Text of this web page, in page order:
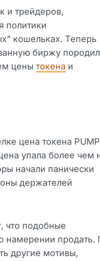
и трейдеров,
политики
кошельках. Теперь
биржу породил
цены токена и
цена токена PUMP
упала более чем
начали панически
держателей
что подобные
намерении продать.
другие мотивы,